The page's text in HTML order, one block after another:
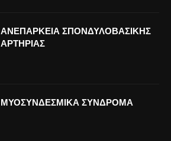
ΑΝΕΠΑΡΚΕΙΑ ΣΠΟΝΔΥΛΟΒΑΣΙΚΗΣ
ΑΡΤΗΡΙΑΣ
ΜΥΟΣΥΝΔΕΣΜΙΚΑ ΣΥΝΔΡΟΜΑ